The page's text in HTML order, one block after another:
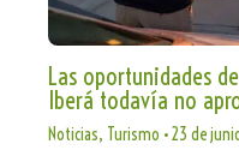
Las oportunidades
Iberá todavía no
Noticias, Turismo •23 de